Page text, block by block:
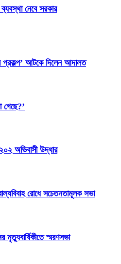
নেবে সরকার
প্রকল্প’ আটকে দিলেন আদালত
গেছে?’
অভিবাসী উদ্ধার
রোধে সচেতনতামূলক সভা
স্মরণসভা